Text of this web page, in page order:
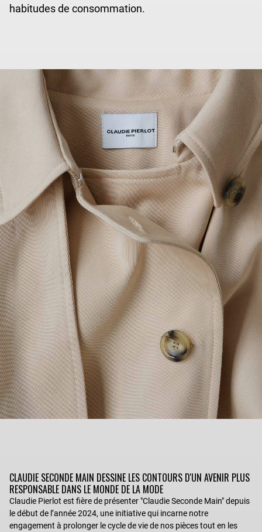
habitudes de consommation.
CLAUDIE SECONDE MAIN DESSINE LES CONTOURS D'UN AVENIR PLUS
RESPONSABLE DANS LE MONDE DE LA MODE
Claudie Pierlot est fière de présenter "Claudie Seconde Main" depuis
le début de l’année 2024, une initiative qui incarne notre
engagement à prolonger le cycle de vie de nos pièces tout en les